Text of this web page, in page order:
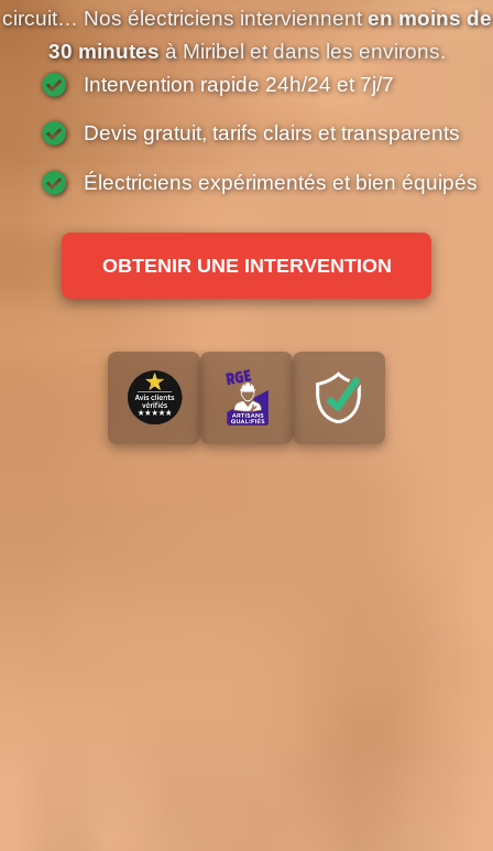
circuit… Nos électriciens interviennenten moins de
30 minutesà Miribel et dans les environs.
Intervention rapide 24h/24 et 7j/7
Devis gratuit, tarifs clairs et transparents
Électriciens expérimentés et bien équipés
OBTENIR UNE INTERVENTION